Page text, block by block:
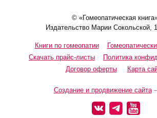
© «Гомеопатическая
Издательство Марии Сокольской,
Книги по гомеопатии
Скачать прайс-листы
Политика
Договор оферты
Карта
Создание и продвижение сайта